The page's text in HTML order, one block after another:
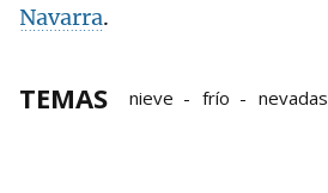
Navarra.
TEMAS nieve frío nevadas